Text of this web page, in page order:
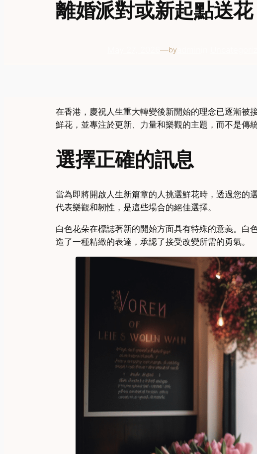
離婚派對或新起點送花
—by
在香港，慶祝人生重大轉變後新開始的理念已逐漸被
鮮花，並專注於更新、力量和樂觀的主題，而不是傳
選擇正確的訊息
當為即將開啟人生新篇章的人挑選鮮花時，透過您的
代表樂觀和韌性，是這些場合的絕佳選擇。
白色花朵在標誌著新的開始方面具有特殊的意義。白
造了一種精緻的表達，承認了接受改變所需的勇氣。